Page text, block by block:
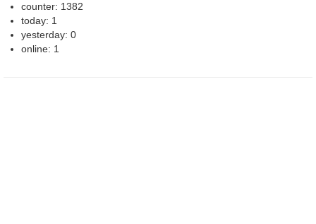
counter: 1382
today: 1
yesterday: 0
online: 1